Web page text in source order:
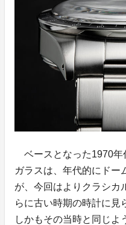
ベースとなった1970年
ガラスは、年代的にドー
が、今回はよりクラシカ
らに古い時期の時計に見
しかもその当時と同じよ